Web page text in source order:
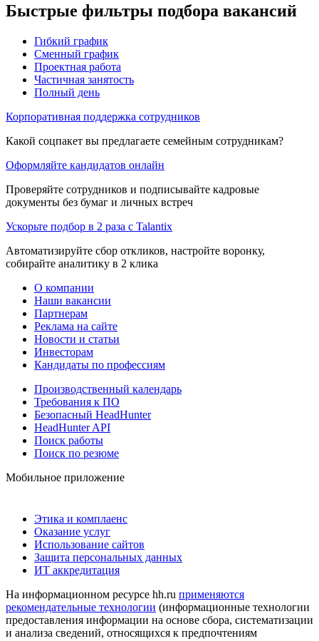
Быстрые фильтры подбора вакансий
Гибкий график
Сменный график
Проектная работа
Частичная занятость
Полный день
Корпоративная поддержка сотрудников
Какой соцпакет вы предлагаете семейным сотрудникам?
Оформляйте кандидатов онлайн
Проверяйте сотрудников и подписывайте кадровые
документы без бумаг и личных встреч
Ускорьте подбор в 2 раза с Talantix
Автоматизируйте сбор откликов, настройте воронку,
собирайте аналитику в 2 клика
О компании
Наши вакансии
Партнерам
Реклама на сайте
Новости и статьи
Инвесторам
Кандидаты по профессиям
Производственный календарь
Требования к ПО
Безопасный HeadHunter
HeadHunter API
Поиск работы
Поиск по резюме
Мобильное приложение
Этика и комплаенс
Оказание услуг
Использование сайтов
Защита персональных данных
ИТ аккредитация
На информационном ресурсе hh.ru применяются
рекомендательные технологии (информационные технологии
предоставления информации на основе сбора, систематизации
и анализа сведений, относящихся к предпочтениям